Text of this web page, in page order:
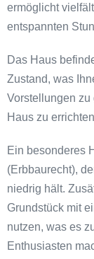
ermöglicht
entspannten
Das Haus
Zustand, was
Vorstellungen
Haus zu
Ein besonderes
(Erbbaurecht),
niedrig hält.
Grundstück mit
nutzen, was es
Enthusiasten